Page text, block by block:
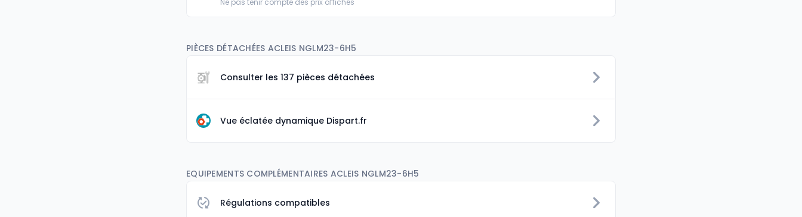
Ne pas tenir compte des prix affichés
PIÈCES DÉTACHÉES ACLEIS NGLM23-6H5
Consulter les 137 pièces détachées
Vue éclatée dynamique Dispart.fr
EQUIPEMENTS COMPLÉMENTAIRES ACLEIS NGLM23-6H5
Régulations compatibles